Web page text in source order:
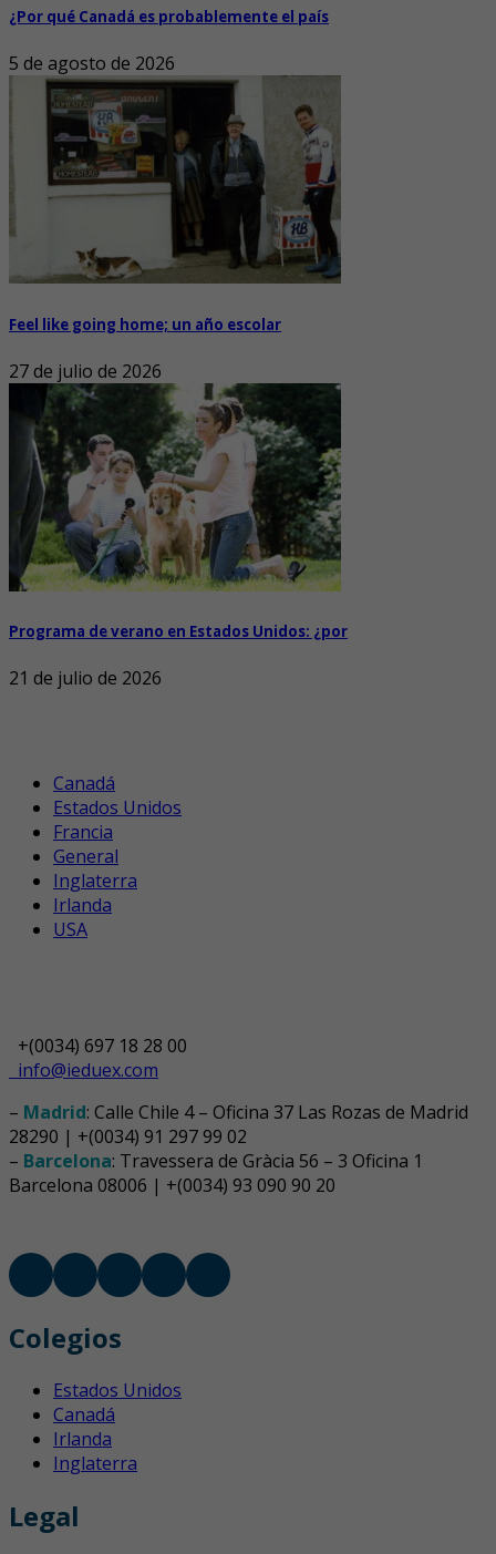
¿Por qué Canadá es probablemente el país
5 de agosto de 2026
Feel like going home; un año escolar
27 de julio de 2026
Programa de verano en Estados Unidos: ¿por
21 de julio de 2026
Canadá
Estados Unidos
Francia
General
Inglaterra
Irlanda
USA
+(0034) 697 18 28 00
info@ieduex.com
– Madrid: Calle Chile 4 – Oficina 37 Las Rozas de Madrid
28290 | +(0034) 91 297 99 02
– Barcelona: Travessera de Gràcia 56 – 3 Oficina 1
Barcelona 08006 | +(0034) 93 090 90 20
Colegios
Estados Unidos
Canadá
Irlanda
Inglaterra
Legal